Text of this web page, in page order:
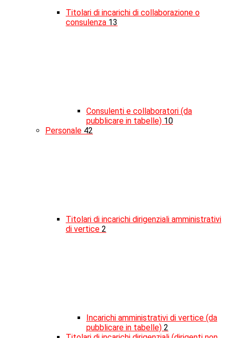
Titolari di incarichi di collaborazione o
consulenza 13
Consulenti e collaboratori (da
pubblicare in tabelle) 10
Personale 42
Titolari di incarichi dirigenziali amministrativi
di vertice 2
Incarichi amministrativi di vertice (da
pubblicare in tabelle) 2